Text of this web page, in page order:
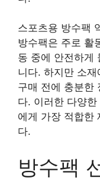
스포츠용 방수팩
방수팩은 주로 활
동 중에 안전하게
니다. 하지만 소
구매 전에 충분한
다. 이러한 다양
에게 가장 적합한
다.
방수팩